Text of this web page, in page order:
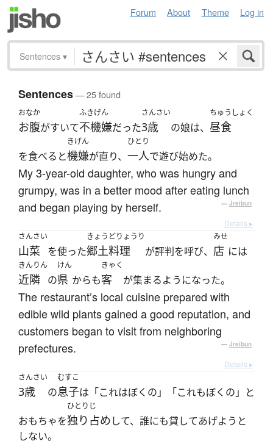
Forum About Theme Log in
Sentences ▾
Sentences— 25 found
おなか
お腹がすいて
ふきげん
不機嫌だった
さんさい
3歳 の娘は、
ちゅうしょく
昼食
を食べると
きげん
機嫌が直り、
ひとり
一人で遊び始めた。
My 3-year-old daughter, who was hungry and
grumpy, was in a better mood after eating lunch
and began playing by herself.
— Jreibun
Details ▸
さんさい
山菜 を使った
きょうどりょうり
郷土料理 が評判を呼び、
みせ
店 には
きんりん
近隣 の
けん
県 からも
きゃく
客 が集まるようになった。
The restaurant’s local cuisine prepared with
edible wild plants gained a good reputation, and
customers began to visit from neighboring
prefectures.
— Jreibun
Details ▸
さんさい
3歳 の
むすこ
息子は「これはぼくの」「これもぼくの」と
おもちゃを
ひとりじ
独り占めして、誰にも貸してあげようと
しない。